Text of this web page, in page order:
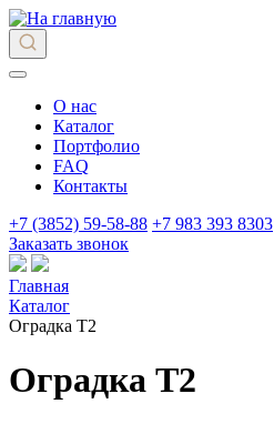
О нас
Каталог
Портфолио
FAQ
Контакты
+7 (3852) 59-58-88 +7 983 393 8303
Заказать звонок
Главная
Каталог
Оградка Т2
Оградка Т2